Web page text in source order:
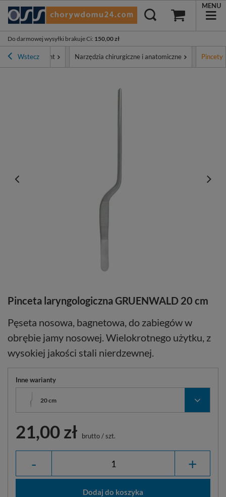
Do darmowej wysyłki brakuje Ci: 150,00 zł
MENU
Wstecz
Asortyment Narzędzia chirurgiczne i anatomiczne Pincety
Pinceta laryngologiczna GRUENWALD 20 cm
Pęseta nosowa, bagnetowa, do zabiegów w
obrębie jamy nosowej. Wielokrotnego użytku, z
wysokiej jakości stali nierdzewnej.
Inne warianty
20 cm
21,00 zł brutto/szt.
- +
Dodaj do koszyka